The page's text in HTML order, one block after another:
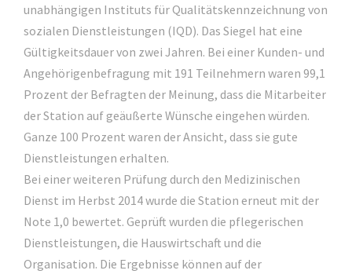
unabhängigen Instituts für Qualitätskennzeichnung von
sozialen Dienstleistungen (IQD). Das Siegel hat eine
Gültigkeitsdauer von zwei Jahren. Bei einer Kunden- und
Angehörigenbefragung mit 191 Teilnehmern waren 99,1
Prozent der Befragten der Meinung, dass die Mitarbeiter
der Station auf geäußerte Wünsche eingehen würden.
Ganze 100 Prozent waren der Ansicht, dass sie gute
Dienstleistungen erhalten.
Bei einer weiteren Prüfung durch den Medizinischen
Dienst im Herbst 2014 wurde die Station erneut mit der
Note 1,0 bewertet. Geprüft wurden die pflegerischen
Dienstleistungen, die Hauswirtschaft und die
Organisation. Die Ergebnisse können auf der